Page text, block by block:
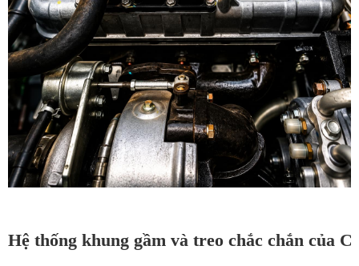
Hệ thống khung gầm và treo chắc chắn của